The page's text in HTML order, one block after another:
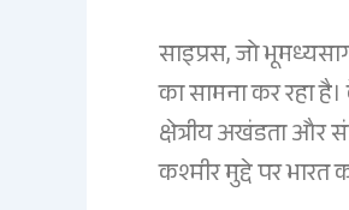
साइप्रस, जो
का सामना कर रहा
क्षेत्रीय अखंडता और
कश्मीर मुद्दे पर भारत